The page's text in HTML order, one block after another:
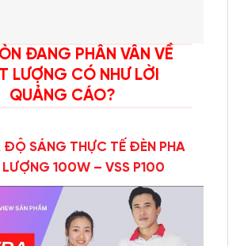
ĐANG PHÂN VÂN VỀ
LƯỢNG CÓ NHƯ LỜI
QUẢNG CÁO?
ĐỘ SÁNG THỰC TẾ ĐÈN PHA
LƯỢNG 100W – VSS P100